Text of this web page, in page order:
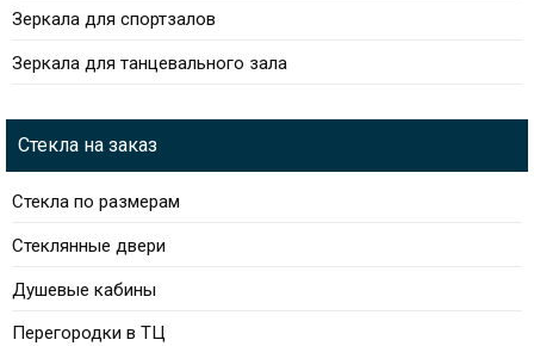
Зеркала для спортзалов
Зеркала для танцевального зала
Стекла на заказ
Стекла по размерам
Стеклянные двери
Душевые кабины
Перегородки в ТЦ